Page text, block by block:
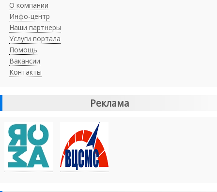
О компании
Инфо-центр
Наши партнеры
Услуги портала
Помощь
Вакансии
Контакты
Реклама